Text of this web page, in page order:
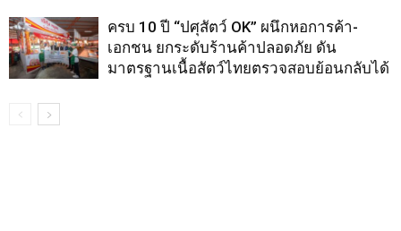
ครบ 10 ปี “ปศุสัตว์ OK” ผนึกหอการค้า-
เอกชน ยกระดับร้านค้าปลอดภัย ดัน
มาตรฐานเนื้อสัตว์ไทยตรวจสอบย้อนกลับได้